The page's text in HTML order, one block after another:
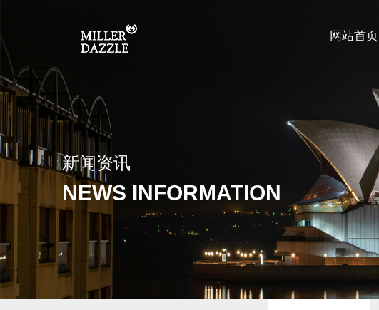
网站首页
新闻资讯
NEWS INFORMATION